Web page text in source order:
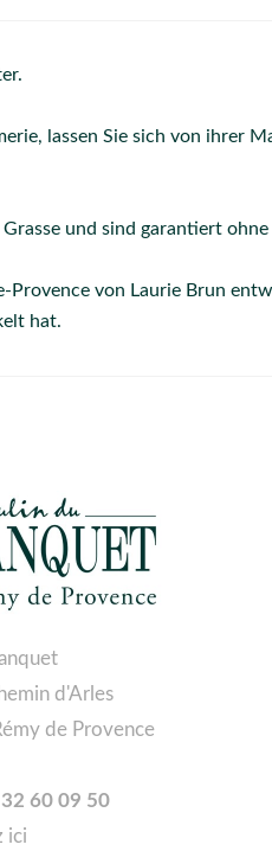
lassen Sie sich von ihrer
und sind garantiert
von Laurie Brun
hat.
d'Arles
de Provence
32 60 09 50
ici